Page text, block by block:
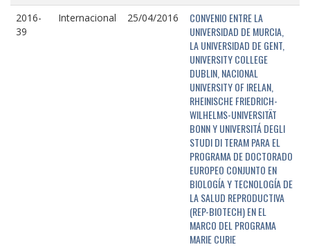
2016-
39
Internacional 25/04/2016
CONVENIO ENTRE LA
UNIVERSIDAD DE MURCIA,
LA UNIVERSIDAD DE GENT,
UNIVERSITY COLLEGE
DUBLIN, NACIONAL
UNIVERSITY OF IRELAN,
RHEINISCHE FRIEDRICH-
WILHELMS-UNIVERSITÄT
BONN Y UNIVERSITÁ DEGLI
STUDI DI TERAM PARA EL
PROGRAMA DE DOCTORADO
EUROPEO CONJUNTO EN
BIOLOGÍA Y TECNOLOGÍA DE
LA SALUD REPRODUCTIVA
(REP-BIOTECH) EN EL
MARCO DEL PROGRAMA
MARIE CURIE